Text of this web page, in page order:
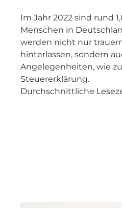
Im Jahr 2022 sind rund
Menschen in
werden nicht nur
hinterlassen, sondern
Angelegenheiten, wie
Steuererklärung.
Durchschnittliche